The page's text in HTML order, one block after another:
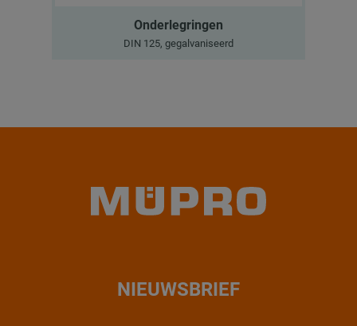
Onderlegringen
DIN 125, gegalvaniseerd
NIEUWSBRIEF